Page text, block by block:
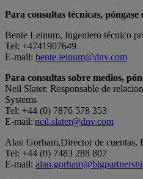
Para consultas técnicas, póngase
Bente Leinum, Ingeniero técnico
Tel: +4741907649
E-mail: bente.leinum@dnv.com
Para consultas sobre medios,
Neil Slater, Responsable de
Systems
Tel: +44 (0) 7876 578 353
E-mail: neil.slater@dnv.com
Alan Gorham,Director de cuentas,
Tel: +44 (0) 7483 288 807
E-mail: